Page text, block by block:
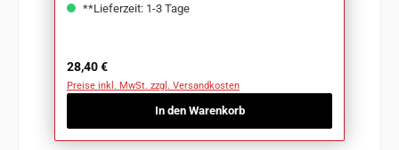
**Lieferzeit: 1-3 Tage
Regulärer Preis:
28,40 €
Preise inkl. MwSt. zzgl. Versandkosten
In den Warenkorb